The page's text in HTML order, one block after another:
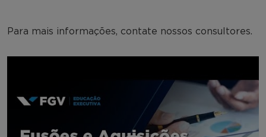
Para mais informações, contate nossos consultores.